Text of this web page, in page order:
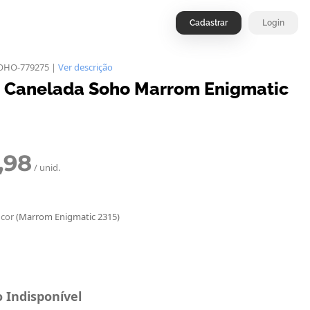
Cadastrar Login
779275 | Ver descrição
Soho Marrom Enigmatic
/ unid.
(Marrom Enigmatic 2315)
Indisponível